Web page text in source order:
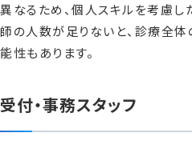
異なるため、個人スキルを考慮し
師の人数が足りないと、診療全
能性もあります。
受付・事務スタッフ